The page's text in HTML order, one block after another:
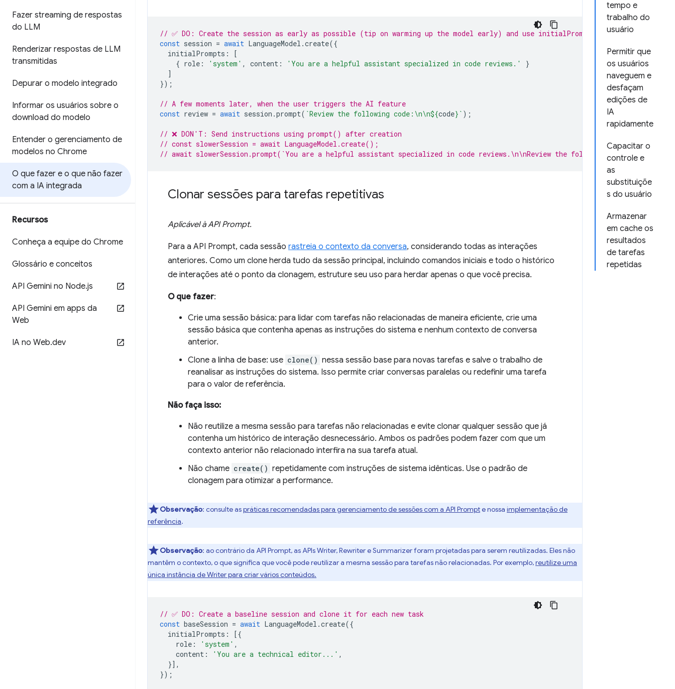
Fazer streaming de respostas
do LLM
Renderizar respostas de LLM
transmitidas
Depurar o modelo integrado
Informar os usuários sobre o
download do modelo
Entender o gerenciamento de
modelos no Chrome
O que fazer e o que não fazer
com a IA integrada
Recursos
Conheça a equipe do Chrome
Glossário e conceitos
API Gemini no Node.js
API Gemini em apps da
Web
IA no Web.dev
tempo e
trabalho do
usuário
Permitir que
os usuários
naveguem e
desfaçam
edições de
IA
rapidamente
Capacitar o
controle e
as
substituiçõe
s do usuário
Armazenar
em cache os
resultados
de tarefas
repetidas
// ✅ DO: Create the session as early as possible (tip on warming up the model early) and use initialPrompts for system
const session = await LanguageModel .create({
initialPrompts :
[
{ role : 'system' , content : 'You are a helpful assistant specialized in code reviews.'
}
]
});
// A few moments later, when the user triggers the AI feature
const review = await session .prompt( `Review the following code:\n\n${code} ` );
// ❌ DON'T: Send instructions using prompt() after creation
// const slowerSession = await LanguageModel.create();
// await slowerSession.prompt(`You are a helpful assistant specialized in code reviews.\n\nReview the following
Clonar sessões para tarefas repetitivas
Aplicável à API Prompt.
Para a API Prompt, cada sessão rastreia o contexto da conversa, considerando todas as interações
anteriores. Como um clone herda tudo da sessão principal, incluindo comandos iniciais e todo o histórico
de interações até o ponto da clonagem, estruture seu uso para herdar apenas o que você precisa.
O que fazer:
Crie uma sessão básica: para lidar com tarefas não relacionadas de maneira eficiente, crie uma
sessão básica que contenha apenas as instruções do sistema e nenhum contexto de conversa
anterior.
Clone a linha de base: use clone() nessa sessão base para novas tarefas e salve o trabalho de
reanalisar as instruções do sistema. Isso permite criar conversas paralelas ou redefinir uma tarefa
para o valor de referência.
Não faça isso:
Não reutilize a mesma sessão para tarefas não relacionadas e evite clonar qualquer sessão que já
contenha um histórico de interação desnecessário. Ambos os padrões podem fazer com que um
contexto anterior não relacionado interfira na sua tarefa atual.
Não chame create() repetidamente com instruções de sistema idênticas. Use o padrão de
clonagem para otimizar a performance.
Observação: consulte aspráticas recomendadas para gerenciamento de sessões com a API Prompte nossa implementação de
referência.
Observação: ao contrário da API Prompt, as APIs Writer, Rewriter e Summarizer foram projetadas para serem reutilizadas. Eles não
mantêm o contexto, o que significa que você pode reutilizar a mesma sessão para tarefas não relacionadas. Por exemplo,reutilize uma
única instância de Writer para criar vários conteúdos.
// ✅ DO: Create a baseline session and clone it for each new task
const baseSession = await LanguageModel .create({
initialPrompts :
[{
role : 'system' ,
content : 'You are a technical editor...' ,
}],
});